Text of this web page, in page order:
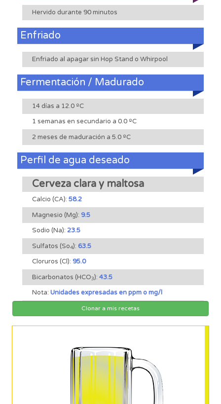
Hervido durante 90 minutos
Enfriado
Enfriado al apagar sin Hop Stand o Whirpool
Fermentación / Madurado
14 días a 12.0 ºC
1 semanas en secundario a 0.0 ºC
2 meses de maduración a 5.0 ºC
Perfil de agua deseado
Cerveza clara y maltosa
Calcio (CA): 58.2
Magnesio (Mg): 9.5
Sodio (Na): 23.5
Sulfatos (So4): 63.5
Cloruros (Cl): 95.0
Bicarbonatos (HCO3): 43.5
Nota: Unidades expresadas en ppm o mg/l
Clonar a mis recetas